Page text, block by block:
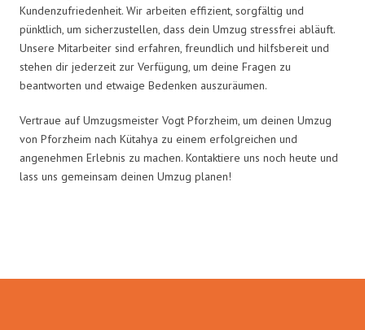
Kundenzufriedenheit. Wir arbeiten effizient, sorgfältig und
pünktlich, um sicherzustellen, dass dein Umzug stressfrei abläuft.
Unsere Mitarbeiter sind erfahren, freundlich und hilfsbereit und
stehen dir jederzeit zur Verfügung, um deine Fragen zu
beantworten und etwaige Bedenken auszuräumen.
Vertraue auf Umzugsmeister Vogt Pforzheim, um deinen Umzug
von Pforzheim nach Kütahya zu einem erfolgreichen und
angenehmen Erlebnis zu machen. Kontaktiere uns noch heute und
lass uns gemeinsam deinen Umzug planen!